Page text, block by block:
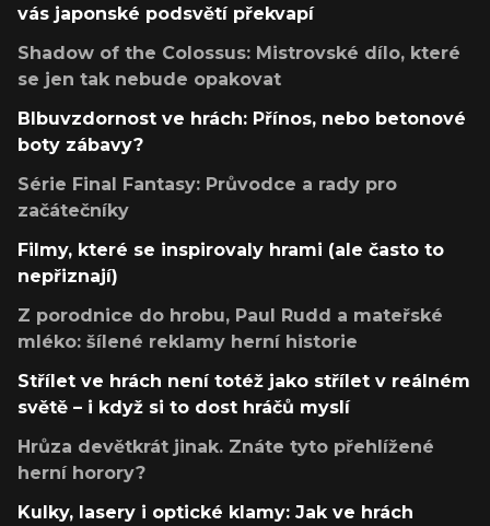
vás japonské podsvětí překvapí
Shadow of the Colossus: Mistrovské dílo, které
se jen tak nebude opakovat
Blbuvzdornost ve hrách: Přínos, nebo betonové
boty zábavy?
Série Final Fantasy: Průvodce a rady pro
začátečníky
Filmy, které se inspirovaly hrami (ale často to
nepřiznají)
Z porodnice do hrobu, Paul Rudd a mateřské
mléko: šílené reklamy herní historie
Střílet ve hrách není totéž jako střílet v reálném
světě – i když si to dost hráčů myslí
Hrůza devětkrát jinak. Znáte tyto přehlížené
herní horory?
Kulky, lasery i optické klamy: Jak ve hrách